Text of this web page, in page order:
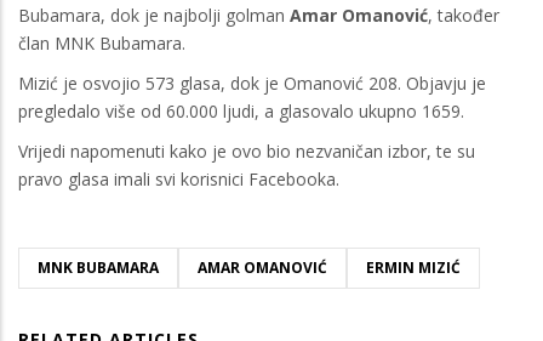
Bubamara, dok je najbolji golman Amar Omanović, također
član MNK Bubamara.
Mizić je osvojio 573 glasa, dok je Omanović 208. Objavju je
pregledalo više od 60.000 ljudi, a glasovalo ukupno 1659.
Vrijedi napomenuti kako je ovo bio nezvaničan izbor, te su
pravo glasa imali svi korisnici Facebooka.
MNK BUBAMARA AMAR OMANOVIĆ ERMIN MIZIĆ